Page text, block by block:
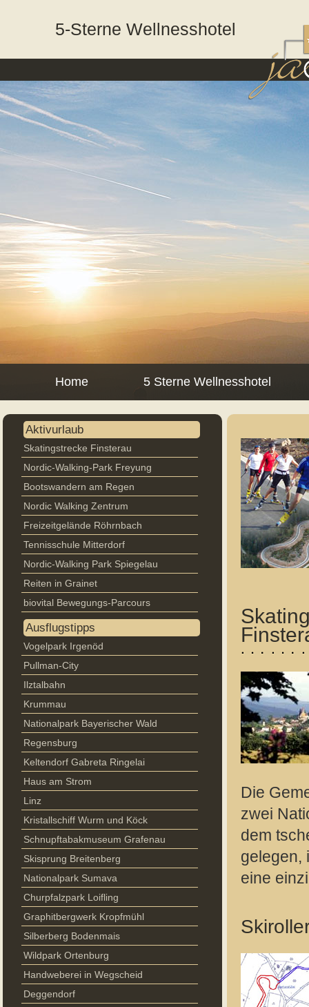
5-Sterne Wellnesshotel
Home 5 Sterne Wellnesshotel
Aktivurlaub
Skatingstrecke Finsterau
Nordic-Walking-Park Freyung
Bootswandern am Regen
Nordic Walking Zentrum
Freizeitgelände Röhrnbach
Tennisschule Mitterdorf
Nordic-Walking Park Spiegelau
Reiten in Grainet
biovital Bewegungs-Parcours
Ausflugstipps
Vogelpark Irgenöd
Pullman-City
Ilztalbahn
Krummau
Nationalpark Bayerischer Wald
Regensburg
Keltendorf Gabreta Ringelai
Haus am Strom
Linz
Kristallschiff Wurm und Köck
Schnupftabakmuseum Grafenau
Skisprung Breitenberg
Nationalpark Sumava
Churpfalzpark Loifling
Graphitbergwerk Kropfmühl
Silberberg Bodenmais
Wildpark Ortenburg
Handweberei in Wegscheid
Deggendorf
Die
zwei
dem
gelegen,
eine